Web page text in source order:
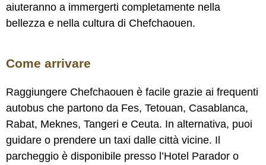
aiuteranno a immergerti completamente nella
bellezza e nella cultura di Chefchaouen.
Come arrivare
Raggiungere Chefchaouen è facile grazie ai frequenti
autobus che partono da Fes, Tetouan, Casablanca,
Rabat, Meknes, Tangeri e Ceuta. In alternativa, puoi
guidare o prendere un taxi dalle città vicine. Il
parcheggio è disponibile presso l’Hotel Parador o